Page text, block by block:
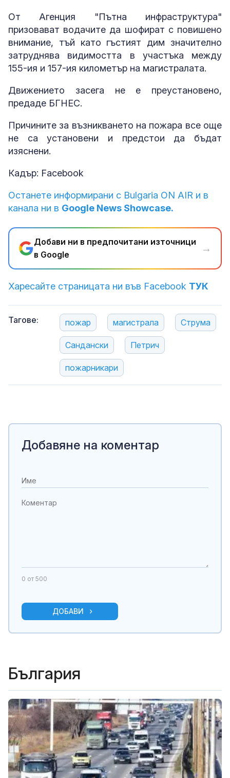
От Агенция "Пътна инфраструктура"
призовават водачите да шофират с повишено
внимание, тъй като гъстият дим значително
затруднява видимостта в участъка между
155-ия и 157-ия километър на магистралата.
Движението засега не е преустановено,
предаде БГНЕС.
Причините за възникването на пожара все още
не са установени и предстои да бъдат
изяснени.
Кадър: Facebook
Останете информирани с Bulgaria ON AIR и в
канала ни в Google News Showcase.
Добави ни в предпочитани източници
в Google
→
Харесайте страницата ни във Facebook ТУК
Тагове: пожар магистрала Струма
Сандански Петрич
пожарникари
Добавяне на коментар
0 от 500
ДОБАВИ
България